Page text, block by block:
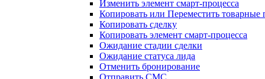
Изменить элемент смарт-процесса
Копировать или Переместить товарные
Копировать сделку
Копировать элемент смарт-процесса
Ожидание стадии сделки
Ожидание статуса лида
Отменить бронирование
Отправить СМС